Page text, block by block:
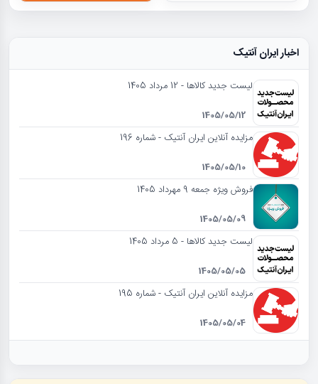
اخبار ایران آنتیک
لیست جدید کالاها - 12 مرداد 1405
1405/05/12
مزایده آنلاین ایران آنتیک - شماره 196
1405/05/10
فروش ویژه جمعه 9 مهرداد 1405
1405/05/09
لیست جدید کالاها - 5 مرداد 1405
1405/05/05
مزایده آنلاین ایران آنتیک - شماره 195
1405/05/04